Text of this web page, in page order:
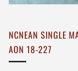
NCNEAN SINGLE
AON 18-227